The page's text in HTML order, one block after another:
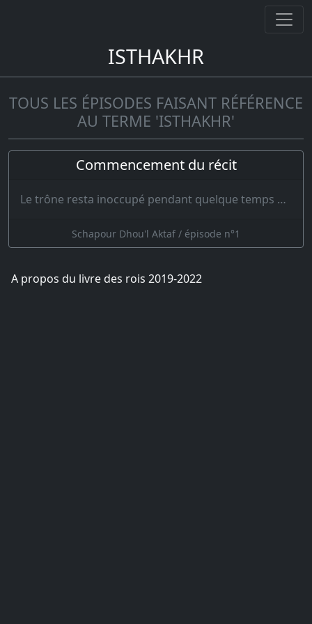
ISTHAKHR
TOUS LES ÉPISODES FAISANT RÉFÉRENCE
AU TERME 'ISTHAKHR'
Commencement du récit
Le trône resta inoccupé pendant quelque temps et la tête des grands fut remplie de soucis. Le Gra…
Schapour Dhou'l Aktaf / épisode n°1
A propos du livre des rois 2019-2022